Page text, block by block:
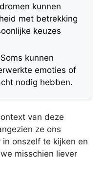
kunnen
met betrekking
keuzes
Soms kunnen
emoties of
nodig hebben.
van deze
ze ons
onszelf te kijken en
misschien liever